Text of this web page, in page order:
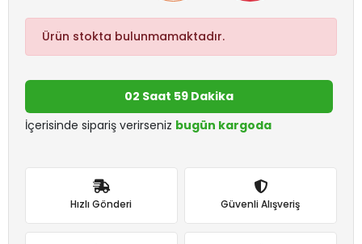
Ürün stokta bulunmamaktadır.
02 Saat 59 Dakika
İçerisinde sipariş verirseniz bugün kargoda
Hızlı Gönderi Güvenli Alışveriş